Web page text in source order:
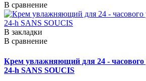
В сравнение
В закладки
В сравнение
Крем увлажняющий для 24 - часового
24-h SANS SOUCIS